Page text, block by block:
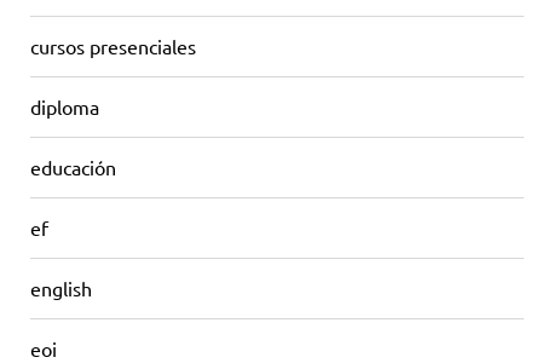
cursos presenciales
diploma
educación
ef
english
eoi